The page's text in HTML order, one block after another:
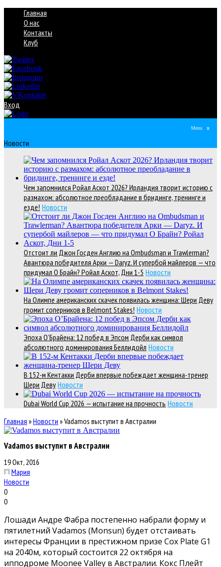
Главная
О нас
Контакты
Клуб
Вход
Menu ≡
Новости
Чем запомнился Ройал Аскот 2026? Ирландия творит историю с
размахом: абсолютное преобладание в бридинге, тренинге и
езде! Новости
Отстоит ли Джон Госден Англию на Ombudsman и Trawlerman?
Авантюра победителя Арки — Daryz. И супербой майлеров — что
придумал О Брайн? Ройал Аскот, Дни 1-5 Новости
На Олимпе американских скачек появилась женщина: Шери Деву
громит соперников в Belmont Stakes! Новости
Эпоха О’Брайена: 12 побед в Эпсом Дерби как символ
абсолютного доминирования Беллидойл Новости
В 152-м Кентакки Дерби впервые побеждает женщина-тренер
Шери Деву Новости
Dubai World Cup 2026 — испытание на прочность Новости
Главная »Новости »Vadamos выступит в Австралии
Vadamos выступит в Австралии
19 Окт, 2016
Мария
Новости
0
0
Лошади Андре Фабра постепенно набрали форму и
пятилетний Vadamos (Monsun) будет отстаивать
интересы Франции в престижном призе Cox Plate G1
на 2040м, который состоится 22 октября на
ипподроме Moonee Valley в Австралии. Кокс Плейт